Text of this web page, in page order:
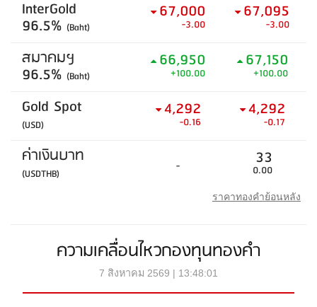
InterGold
96.5% (Baht)
67,000
-3.00
67,095
-3.00
สมาคมฯ
96.5% (Baht)
66,950
+100.00
67,150
+100.00
Gold Spot
(USD)
4,292
-0.16
4,292
-0.17
ค่าเงินบาท
(USDTHB) - 33
0.00
ราคาทองคำย้อนหลัง
ความเคลื่อนไหวกองทุนทองคำ
7 สิงหาคม 2569 | 13:48:01